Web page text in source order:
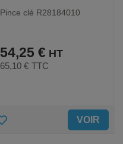
Pince clé R28184010
54,25 €
65,10 € TTC
AJOUTER VOIR